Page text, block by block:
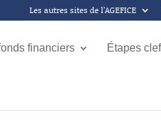
Les autres sites de l’AGEFICE
financiers Étapes